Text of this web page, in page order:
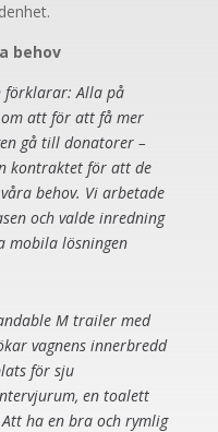
behov
förklarar: Alla på
att för att få mer
gå till donatorer –
kontraktet för att de
behov. Vi arbetade
och valde inredning
mobila lösningen
M trailer med
vagnens innerbredd
för sju
en toalett
ha en bra och rymlig